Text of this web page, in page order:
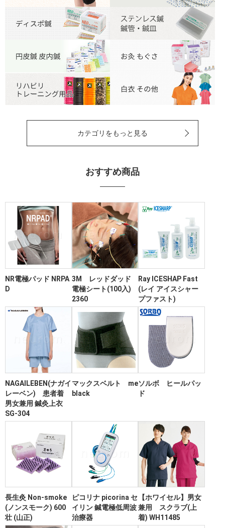
カテゴリをもっと見る
おすすめ商品
NR電極パッド NRPA
D
3M レッドダッド
電極シート(100入)
2360
Ray ICESHAP Fast
(レイ アイスシャー
プファスト)
NAGAILEBEN(ナガイ
レーベン) 患者着
男女兼用 鍼灸上衣
SG-304
マックスベルト me
black
ソルボ ヒールパッ
ド
長生灸 Non-smoke
(ノンスモーク) 600
壮 (山正)
ピコリナ picorina セ
イリン 鍼電極低周波
治療器
【ホワイセル】男女
兼用 スクラブ(上
着) WH11485